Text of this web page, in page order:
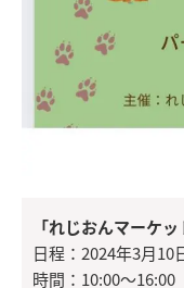
「れじおんマーケ
日程：2024年3月10
時間：10:00～16:00